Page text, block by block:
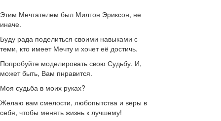
Этим Мечтателем был Милтон Эриксон, не
иначе.
Буду рада поделиться своими навыками с
теми, кто имеет Мечту и хочет её достичь.
Попробуйте моделировать свою Судьбу. И,
может быть, Вам пнравится.
Моя судьба в моих руках?
Желаю вам смелости, любопытства и веры в
себя, чтобы менять жизнь к лучшему!